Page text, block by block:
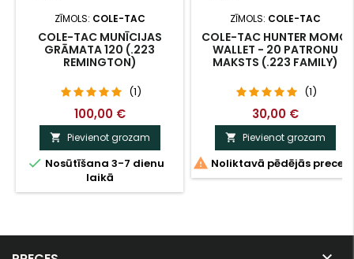
ZĪMOLS: COLE-TAC
COLE-TAC MUNĪCIJAS
GRĀMATA 120 (.223
REMINGTON)
(1)
100,00 €
 Pievienot grozam
 Nosūtīšana 3-7 dienu
laikā
ZĪMOLS: COLE-TAC
COLE-TAC HUNTER MOMO
WALLET - 20 PATRONU
MAKSTS (.223 FAMILY)
(1)
30,00 €
 Pievienot grozam
 Noliktavā pēdējās preces